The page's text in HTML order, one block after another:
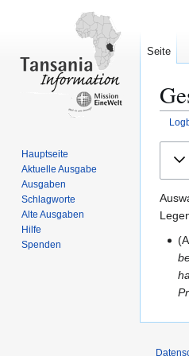
Suche
0
Seite
Hauptseite
Aktuelle Ausgabe
Ausgaben
Schlagworte
Alte Ausgaben
Hilfe
Spenden